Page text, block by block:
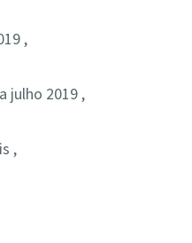
,
julho 2019 ,
,